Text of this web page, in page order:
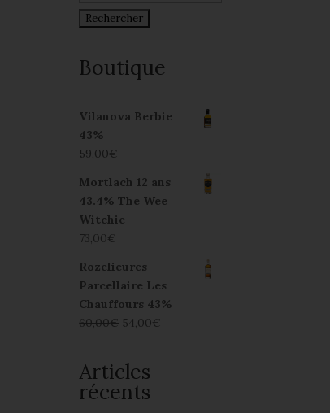
Boutique
Vilanova Berbie
43%
59,00€
Mortlach 12 ans
43.4% The Wee
Witchie
73,00€
Rozelieures
Parcellaire Les
Chauffours 43%
60,00€ 54,00€
Articles
récents